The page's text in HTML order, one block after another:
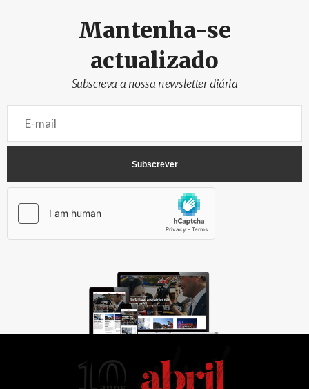
Mantenha-se
actualizado
Subscreva a nossa newsletter diária